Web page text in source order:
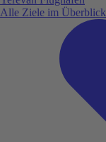
Alle Ziele im Überblick